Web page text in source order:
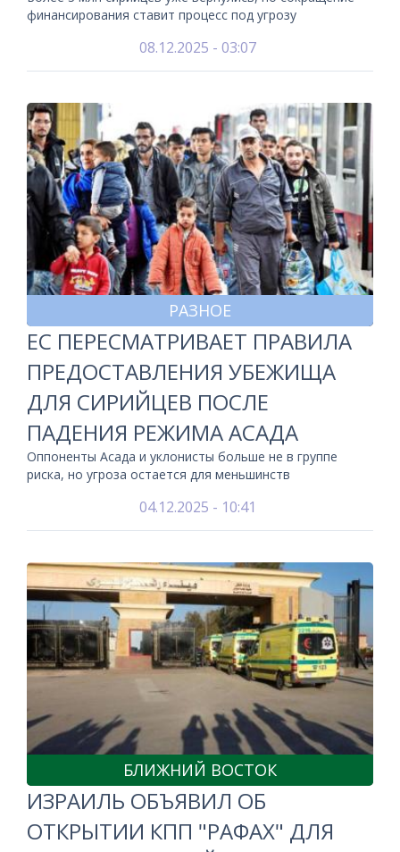
финансирования ставит процесс под угрозу
08.12.2025 - 03:07
РАЗНОЕ
ЕС ПЕРЕСМАТРИВАЕТ ПРАВИЛА
ПРЕДОСТАВЛЕНИЯ УБЕЖИЩА
ДЛЯ СИРИЙЦЕВ ПОСЛЕ
ПАДЕНИЯ РЕЖИМА АСАДА
Оппоненты Асада и уклонисты больше не в группе
риска, но угроза остается для меньшинств
04.12.2025 - 10:41
БЛИЖНИЙ ВОСТОК
ИЗРАИЛЬ ОБЪЯВИЛ ОБ
ОТКРЫТИИ КПП "РАФАХ" ДЛЯ